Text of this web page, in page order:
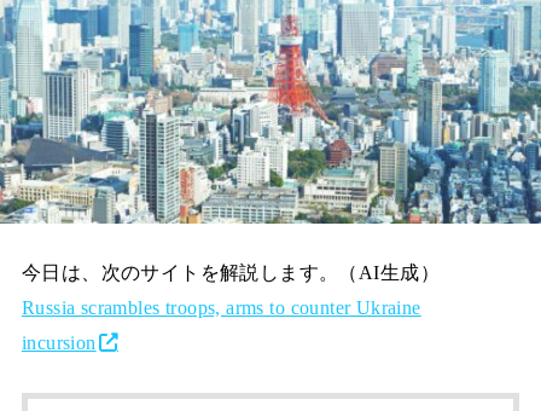
今日は、次のサイトを解説します。（AI生成）
Russia scrambles troops, arms to counter Ukraine
incursion